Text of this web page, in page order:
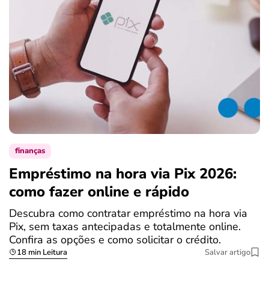
finanças
Empréstimo na hora via Pix 2026:
como fazer online e rápido
Descubra como contratar empréstimo na hora via
Pix, sem taxas antecipadas e totalmente online.
Confira as opções e como solicitar o crédito.
18 min Leitura Salvar artigo